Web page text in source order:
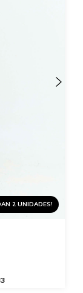
2 UNIDADES!